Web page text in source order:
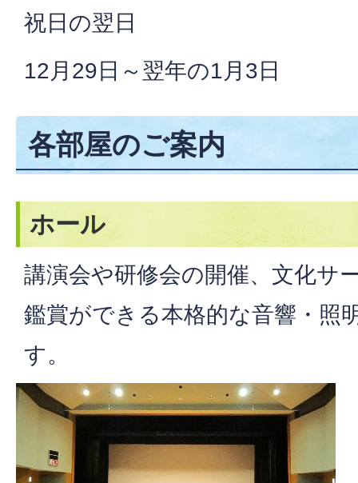
祝日の翌日
12月29日～翌年の1月3日
各部屋のご案内
ホール
講演会や研修会の開催、文化サ
鑑賞ができる本格的な音響・照
す。